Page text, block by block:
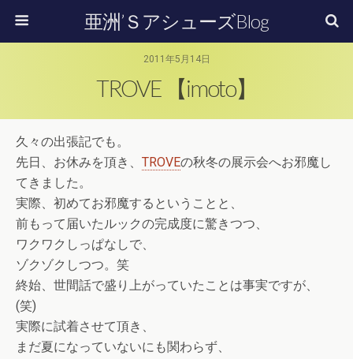
亜洲’ＳアシューズBlog
2011年5月14日
TROVE 【imoto】
久々の出張記でも。
先日、お休みを頂き、 TROVEの秋冬の展示会へお邪魔し
てきました。
実際、初めてお邪魔するということと、
前もって届いたルックの完成度に驚きつつ、
ワクワクしっぱなしで、
ゾクゾクしつつ。笑
終始、世間話で盛り上がっていたことは事実ですが、
(笑)
実際に試着させて頂き、
まだ夏になっていないにも関わらず、